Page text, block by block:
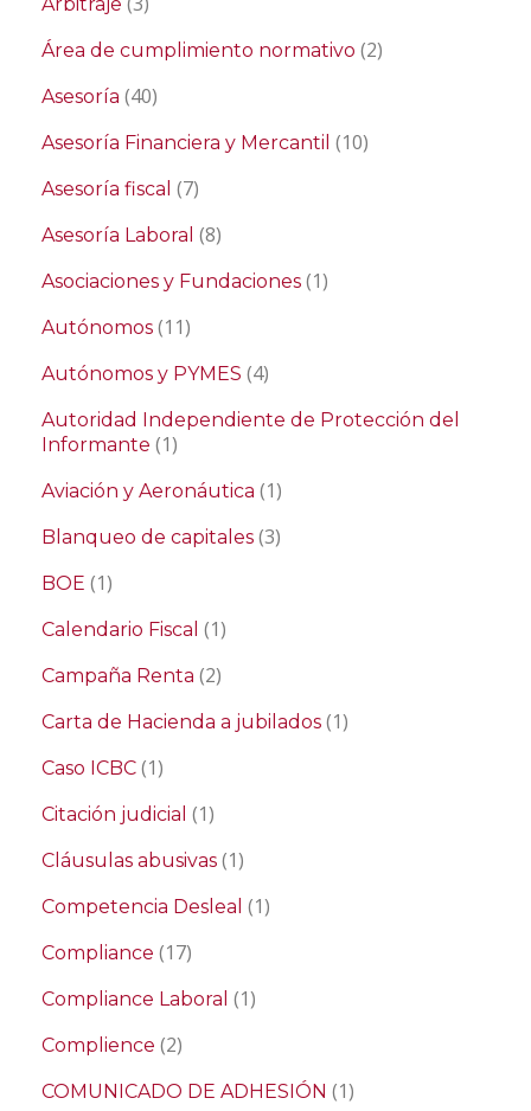
Arbitraje
Área de cumplimiento normativo (2)
Asesoría (40)
Asesoría Financiera y Mercantil (10)
Asesoría fiscal (7)
Asesoría Laboral (8)
Asociaciones y Fundaciones (1)
Autónomos (11)
Autónomos y PYMES (4)
Autoridad Independiente de Protección del
Informante (1)
Aviación y Aeronáutica (1)
Blanqueo de capitales (3)
BOE (1)
Calendario Fiscal (1)
Campaña Renta (2)
Carta de Hacienda a jubilados (1)
Caso ICBC (1)
Citación judicial (1)
Cláusulas abusivas (1)
Competencia Desleal (1)
Compliance (17)
Compliance Laboral (1)
Complience (2)
COMUNICADO DE ADHESIÓN (1)